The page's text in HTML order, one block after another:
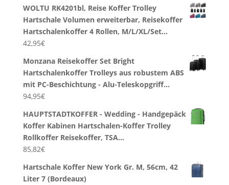
WOLTU RK4201bl, Reise Koffer Trolley
Hartschale Volumen erweiterbar, Reisekoffer
Hartschalenkoffer 4 Rollen, M/L/XL/Set…
42,95€
Monzana Reisekoffer Set Bright
Hartschalenkoffer Trolleys aus robustem ABS
mit PC-Beschichtung - Alu-Teleskopgriff…
94,95€
HAUPTSTADTKOFFER - Wedding - Handgepäck
Koffer Kabinen Hartschalen-Koffer Trolley
Rollkoffer Reisekoffer, TSA…
85,82€
Hartschale Koffer New York Gr. M, 56cm, 42
Liter 7 (Bordeaux)